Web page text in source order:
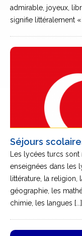
admirable, joyeux,
signifie littéralement
Séjours
Les lycées turcs
enseignées dans les
littérature, la religion,
géographie, les
chimie, les langues [...]